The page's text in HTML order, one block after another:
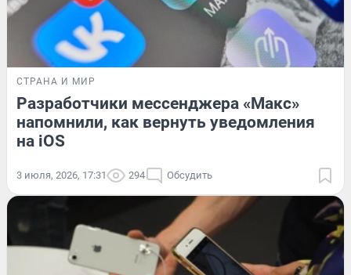
СТРАНА И МИР
Разработчики мессенджера «Макс»
напомнили, как вернуть уведомления
на iOS
3 июля, 2026, 17:31 294 Обсудить